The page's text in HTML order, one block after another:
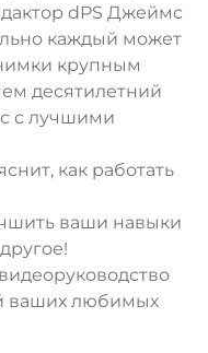
dPS Джеймс
каждый может
крупным
десятилетний
с лучшими
как работать
ваши навыки
ваших любимых